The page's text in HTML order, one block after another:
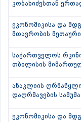
კობახიძესთან
ეკონომიკისა და
მთავრობის
საქართველოს
თბილისის
ანაკლიის
დაღრმავების
ეკონომიკისა და